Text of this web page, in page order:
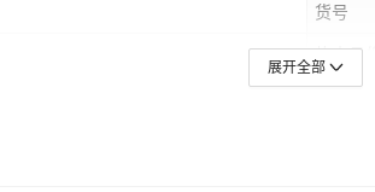
货号
热卖月份
展开全部